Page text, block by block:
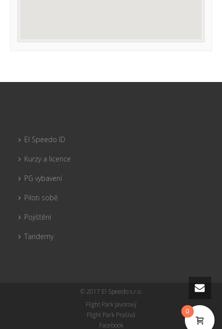
El Speedo ID
Kurzy a licence
PG vybavení
Piloti sobě
Pojištění
Tandemy
© 2017 El Speedo s.r.o.
Flight Park Javorový
Flight Park Prašivá
Facebook
0